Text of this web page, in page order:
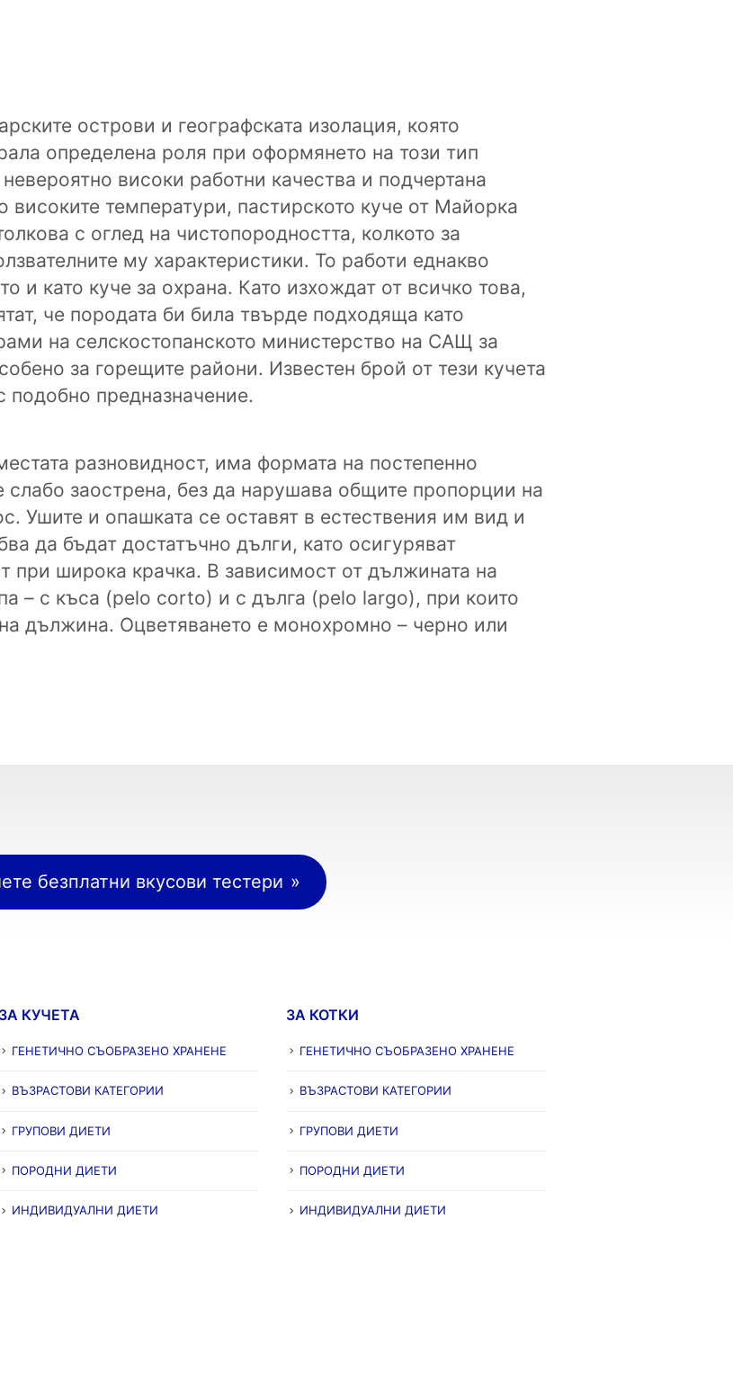
острови и географската изолация, която
определена роля при оформянето на този тип
високи работни качества и подчертана
високите температури, пастирското куче от Майорка
с оглед на чистопородността, колкото за
му характеристики. То работи еднакво
и като куче за охрана. Като изхождат от всичко това,
че породата би била твърде подходяща като
на селскостопанското министерство на САЩ за
за горещите райони. Известен брой от тези кучета
подобно предназначение.
разновидност, има формата на постепенно
заострена, без да нарушава общите пропорции на
Ушите и опашката се оставят в естествения им вид и
да бъдат достатъчно дълги, като осигуряват
при широка крачка. В зависимост от дължината на
– с къса (pelo corto) и с дълга (pelo largo), при които
дължина. Оцветяването е монохромно – черно или
безплатни вкусови тестери
ЗА КУЧЕТА
ГЕНЕТИЧНО СЪОБРАЗЕНО ХРАНЕНЕ
ВЪЗРАСТОВИ КАТЕГОРИИ
ГРУПОВИ ДИЕТИ
ПОРОДНИ ДИЕТИ
ИНДИВИДУАЛНИ ДИЕТИ
ЗА КОТКИ
ГЕНЕТИЧНО СЪОБРАЗЕНО ХРАНЕНЕ
ВЪЗРАСТОВИ КАТЕГОРИИ
ГРУПОВИ ДИЕТИ
ПОРОДНИ ДИЕТИ
ИНДИВИДУАЛНИ ДИЕТИ